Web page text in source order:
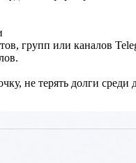
групп или каналов
не терять долги